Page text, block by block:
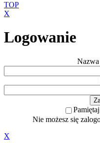
TOP
X
Logowanie
Nie możesz się
X